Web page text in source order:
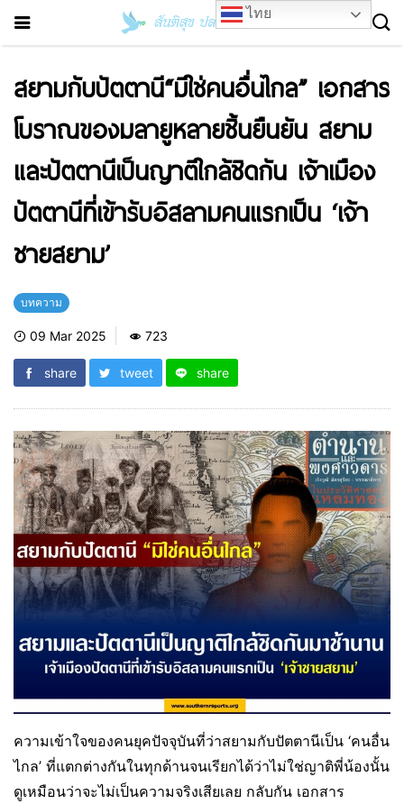
สยามกับปัตตานี“มิใช่คนอื่นไกล” เอกสาร
โบราณของมลายูหลายชิ้นยืนยัน สยาม
และปัตตานีเป็นญาติใกล้ชิดกัน เจ้าเมือง
ปัตตานีที่เข้ารับอิสลามคนแรกเป็น ‘เจ้า
ชายสยาม’
บทความ
09 Mar 2025 723
share tweet share
ความเข้าใจของคนยุคปัจจุบันที่ว่าสยามกับปัตตานีเป็น ‘คนอื่น
ไกล’ ที่แตกต่างกันในทุกด้านจนเรียกได้ว่าไม่ใช่ญาติพี่น้องนั้น
ดูเหมือนว่าจะไม่เป็นความจริงเสียเลย กลับกัน เอกสาร
ไทย